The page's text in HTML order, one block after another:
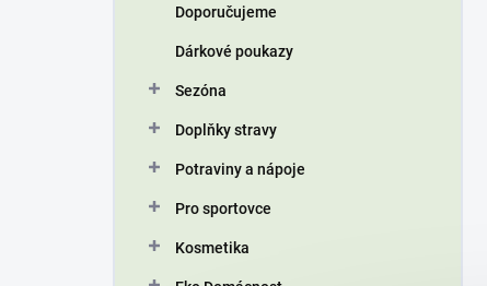
Doporučujeme
Dárkové poukazy
Sezóna
Doplňky stravy
Potraviny a nápoje
Pro sportovce
Kosmetika